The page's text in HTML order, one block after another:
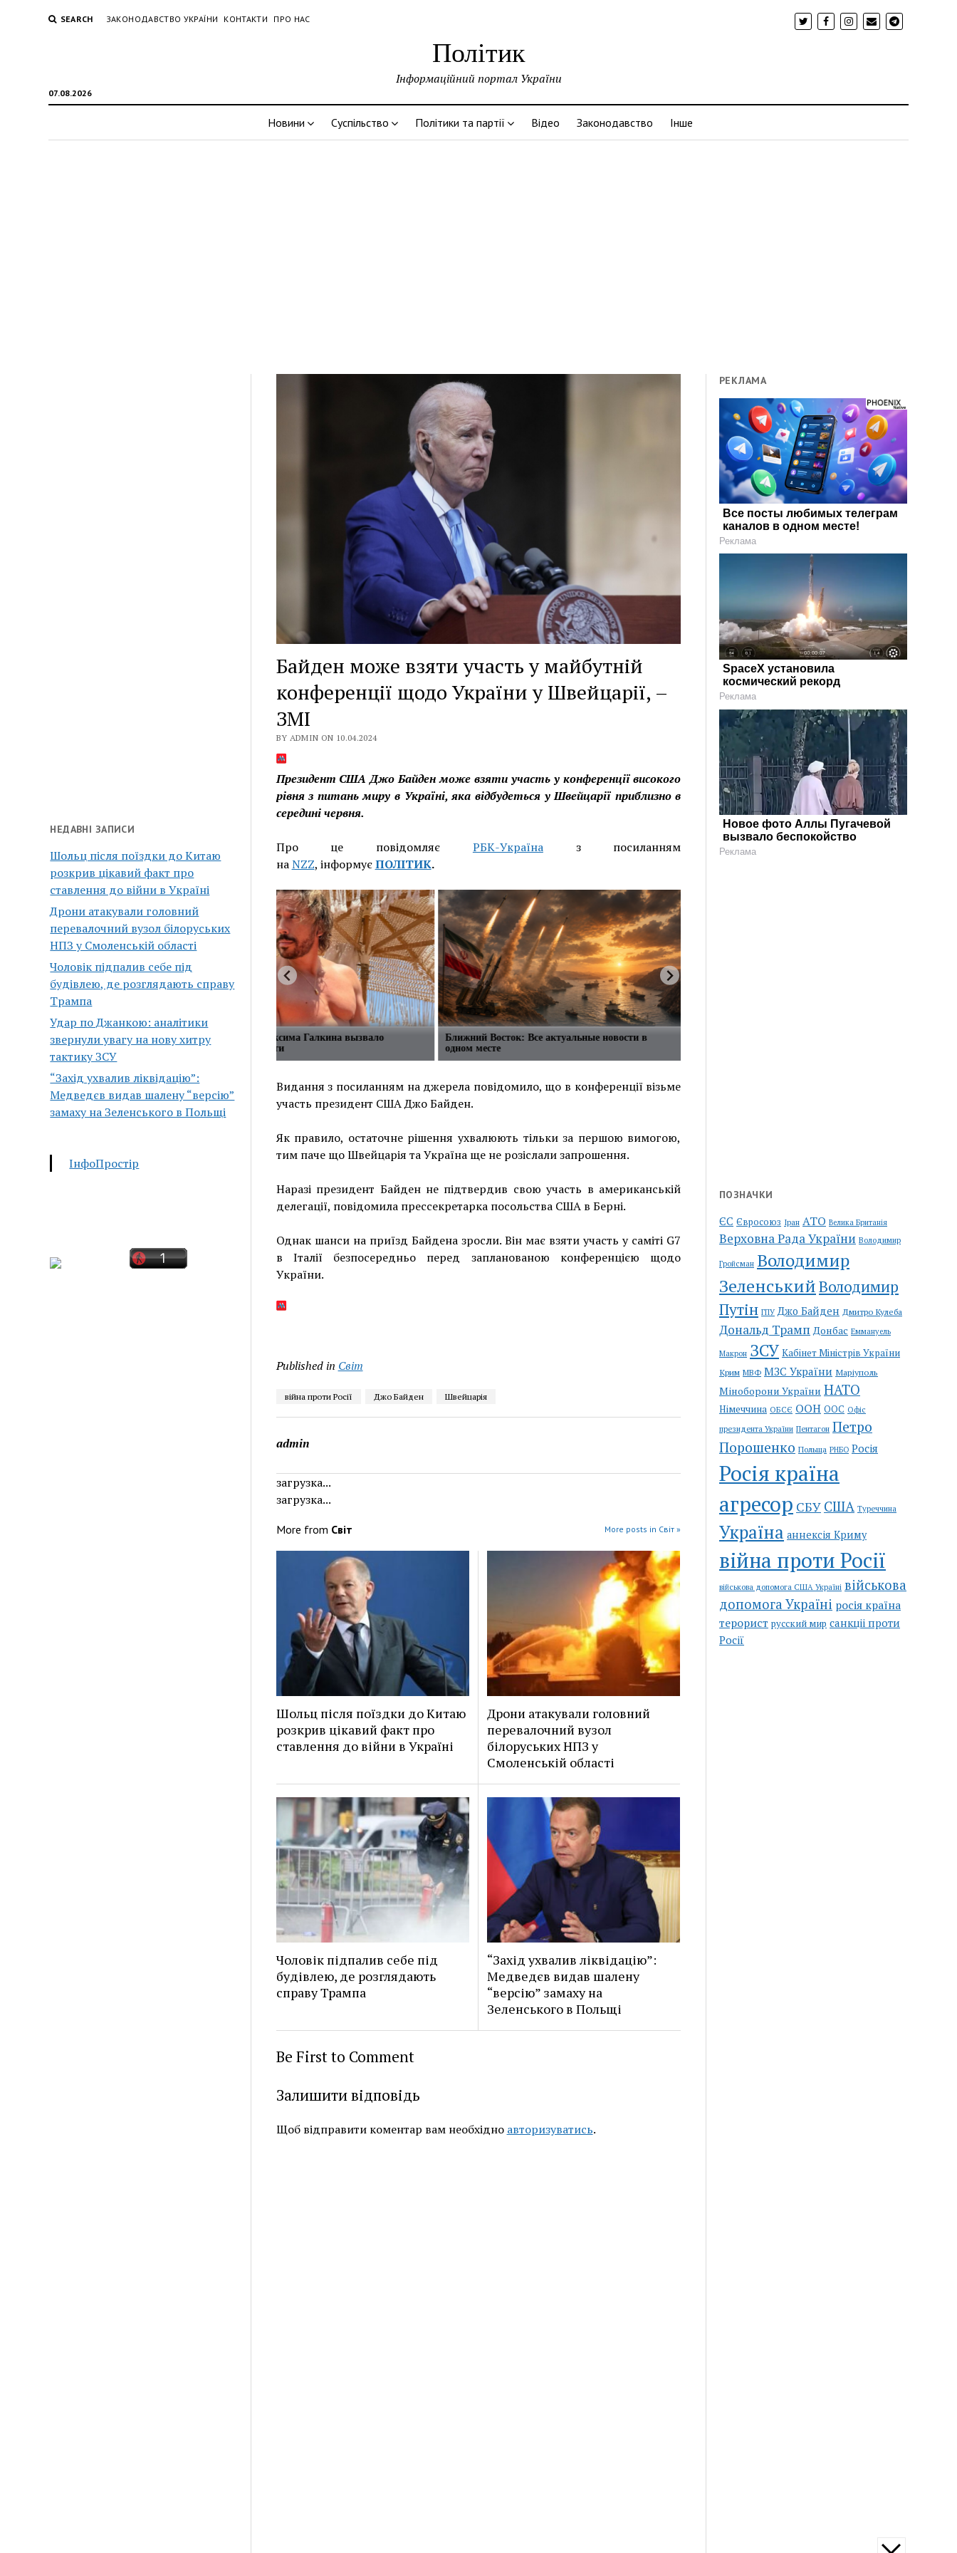
SEARCH ЗАКОНОДАВСТВО УКРАЇНИ КОНТАКТИ ПРО НАС
Політик
07.08.2026
Інформаційний портал України
Новини Суспільство Політики та партії Відео Законодавство Інше
НЕДАВНІ ЗАПИСИ
Шольц після поїздки до Китаю
розкрив цікавий факт про
ставлення до війни в Україні
Дрони атакували головний
перевалочний вузол білоруських
НПЗ у Смоленській області
Чоловік підпалив себе під
будівлею, де розглядають справу
Трампа
Удар по Джанкою: аналітики
звернули увагу на нову хитру
тактику ЗСУ
“Захід ухвалив ліквідацію”:
Медведєв видав шалену “версію”
замаху на Зеленського в Польщі
ІнфоПростір
Байден може взяти участь у майбутній
конференції щодо України у Швейцарії, –
ЗМІ
BY ADMIN ON 10.04.2024
Президент США Джо Байден може взяти участь у конференції високого
рівня з питань миру в Україні, яка відбудеться у Швейцарії приблизно в
середині червня.
Про це повідомляє РБК-Україназ посиланням
наNZZ, інформуєПОЛІТИК.
своим видом и рассказала
проблемах
Фото дочери Максима Галкина вызвало
обсуждения в Сети
Ближний Восток: Все актуальные новости в
одном месте
Видання з посиланням на джерела повідомило, що в конференції візьме
участь президент США Джо Байден.
Як правило, остаточне рішення ухвалюють тільки за першою вимогою,
тим паче що Швейцарія та Україна ще не розіслали запрошення.
Наразі президент Байден не підтвердив свою участь в американській
делегації, повідомила прессекретарка посольства США в Берні.
Однак шанси на приїзд Байдена зросли. Він має взяти участь у саміті G7
в Італії безпосередньо перед запланованою конференцією щодо
України.
Published in Світ
війна проти Росії Джо Байден Швейцарія
admin
загрузка...
загрузка...
More from Світ More posts in Світ »
Шольц після поїздки до Китаю
розкрив цікавий факт про
ставлення до війни в Україні
Дрони атакували головний
перевалочний вузол
білоруських НПЗ у
Смоленській області
Чоловік підпалив себе під
будівлею, де розглядають
справу Трампа
“Захід ухвалив ліквідацію”:
Медведєв видав шалену
“версію” замаху на
Зеленського в Польщі
Be First to Comment
Залишити відповідь
Щоб відправити коментар вам необхідно авторизуватись.
РЕКЛАМА
Все посты любимых телеграм
каналов в одном месте!
Реклама
SpaceX установила
космический рекорд
Реклама
Новое фото Аллы Пугачевой
вызвало беспокойство
Реклама
ПОЗНАЧКИ
ЄС Євросоюз Іран АТО Велика Британія
Верховна Рада України Володимир
Гройсман Володимир
ЗеленськийВолодимир
Путін ГПУ Джо Байден Дмитро Кулеба
Дональд Трамп Донбас Еммануель
Макрон ЗСУ Кабінет Міністрів України
Крим МВФ МЗС України Маріуполь
Міноборони України НАТО
Німеччина ОБСЄ ООН ООС Офіс
президента України Пентагон Петро
Порошенко Польща РНБО Росія
Росія країна
агресор СБУ США Туреччина
Україна аннексія Криму
війна проти Росії
військова допомога США Україні військова
допомога Україні росія країна
терорист русский мир санкціі проти
Росії